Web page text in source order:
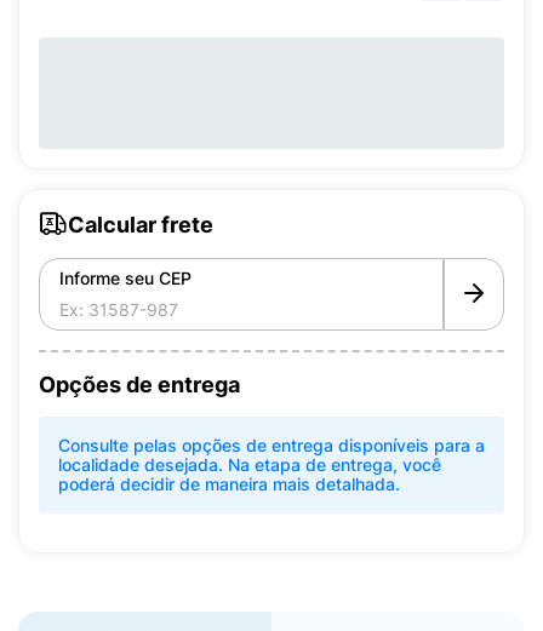
Calcular frete
Informe seu CEP
Opções de entrega
Consulte pelas opções de entrega disponíveis para a
localidade desejada. Na etapa de entrega, você
poderá decidir de maneira mais detalhada.